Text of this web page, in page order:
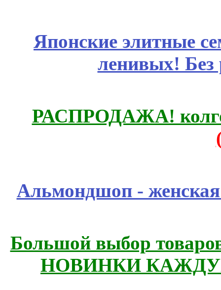
Японские элитные
ленивых!
РАСПРОДАЖА!
Альмондшоп -
Большой выбор
НОВИНКИ